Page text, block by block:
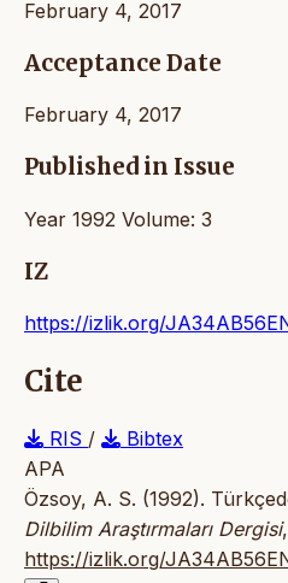
February 4, 2017
Acceptance Date
February 4, 2017
Published in Issue
Year 1992 Volume: 3
IZ
https://izlik.org/
Cite
RIS /
Bibtex
APA
Özsoy, A. S. (1992).
Dilbilim Araştırmaları Dergisi,
https://izlik.org/